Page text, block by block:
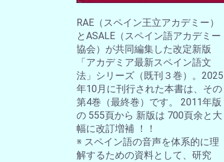
RAE（スペイン王立アカデミー）
とASALE（スペイン語アカデミー
協会）が共同編集した改定新版
「アカデミア最新スペイン語文
法」シリーズ（既刊３巻）。2025
年10月に刊行された本書は、その
第4巻（最終巻）です。 2011年版
の 555頁から 新版は 700頁余と大
幅に改訂増補 ！！
※ スペイン語の音声を体系的に理
解するための資料として、研究